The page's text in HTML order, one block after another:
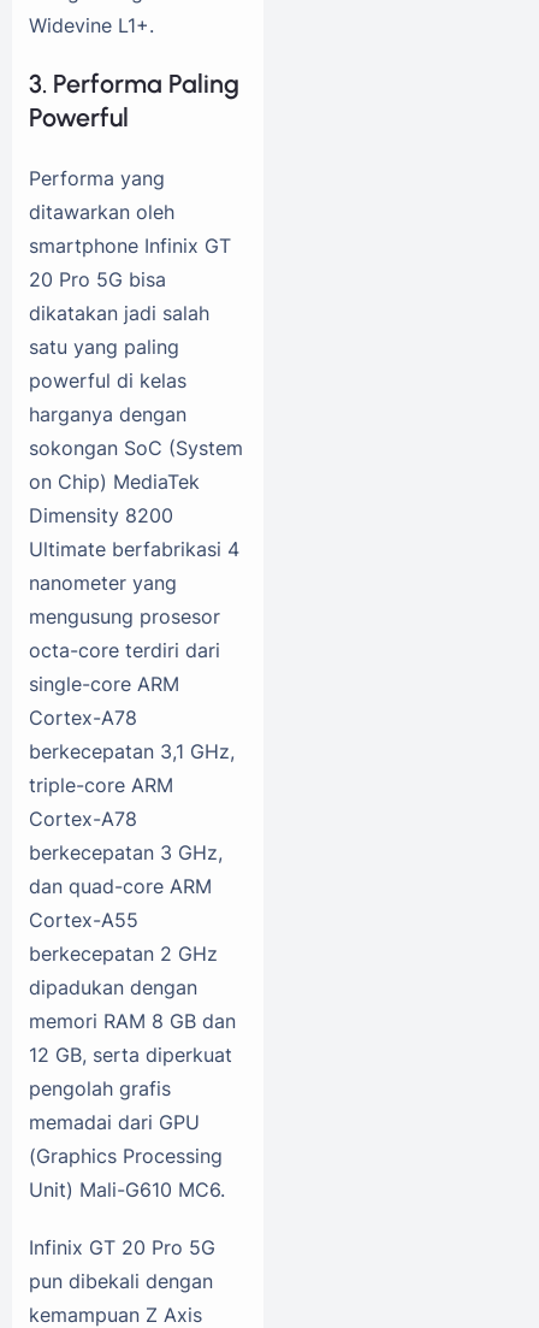
Widevine L1+.
3. Performa Paling
Powerful
Performa yang
ditawarkan oleh
smartphone Infinix GT
20 Pro 5G bisa
dikatakan jadi salah
satu yang paling
powerful di kelas
harganya dengan
sokongan SoC (System
on Chip) MediaTek
Dimensity 8200
Ultimate berfabrikasi 4
nanometer yang
mengusung prosesor
octa-core terdiri dari
single-core ARM
Cortex-A78
berkecepatan 3,1 GHz,
triple-core ARM
Cortex-A78
berkecepatan 3 GHz,
dan quad-core ARM
Cortex-A55
berkecepatan 2 GHz
dipadukan dengan
memori RAM 8 GB dan
12 GB, serta diperkuat
pengolah grafis
memadai dari GPU
(Graphics Processing
Unit) Mali-G610 MC6.
Infinix GT 20 Pro 5G
pun dibekali dengan
kemampuan Z Axis